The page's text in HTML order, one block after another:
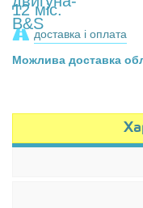
12 міс.
доставка і оплата
Можлива доставка